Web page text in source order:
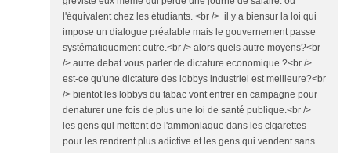
l'équivalent chez les étudiants. <br /> il y a biensur la loi qui
impose un dialogue préalable mais le gouvernement passe
systématiquement outre.<br /> alors quels autre moyens?<br
/> autre debat vous parler de dictature economique ?<br />
est-ce qu'une dictature des lobbys industriel est meilleure?<br
/> bientot les lobbys du tabac vont entrer en campagne pour
denaturer une fois de plus une loi de santé publique.<br />
les gens qui mettent de l'ammoniaque dans les cigarettes
pour les rendrent plus adictive et les gens qui vendent sans